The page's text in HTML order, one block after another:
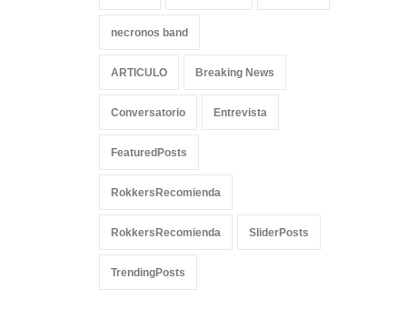
necronos band
ARTICULO Breaking News
Conversatorio Entrevista
FeaturedPosts
RokkersRecomienda
RokkersRecomienda SliderPosts
TrendingPosts